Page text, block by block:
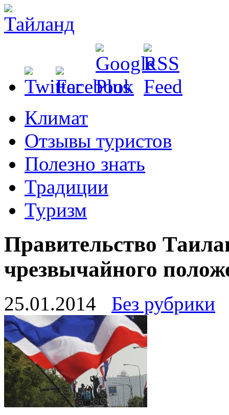
Климат
Отзывы туристов
Полезно знать
Традиции
Туризм
Правительство
чрезвычайного
25.01.2014 Без рубрики